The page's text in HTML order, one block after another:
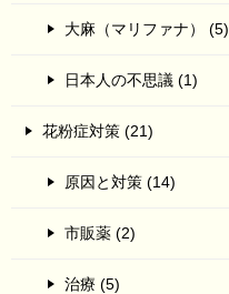
大麻（マリファナ） (5)
日本人の不思議 (1)
花粉症対策 (21)
原因と対策 (14)
市販薬 (2)
治療 (5)